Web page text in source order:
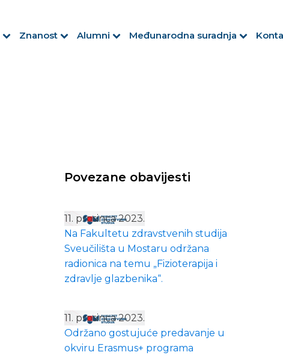
Znanost Alumni Međunarodna suradnja
Povezane obavijesti
11. prosinca 2023.
Na Fakultetu zdravstvenih studija
Sveučilišta u Mostaru održana
radionica na temu „Fizioterapija i
zdravlje glazbenika“.
11. prosinca 2023.
Održano gostujuće predavanje u
okviru Erasmus+ programa